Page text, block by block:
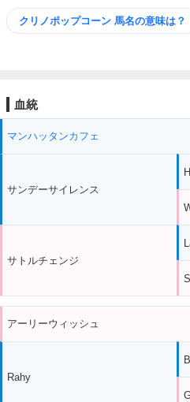
クリノポップコーン 馬名の意味は？
血統
マンハッタンカフェ
サンデーサイレンス
サトルチェンジ
アーリーウィッシュ
Rahy